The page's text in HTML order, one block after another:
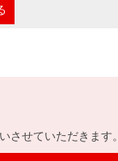
させていただきます